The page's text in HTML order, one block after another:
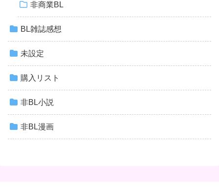
非商業BL
BL雑誌感想
未設定
購入リスト
非BL小説
非BL漫画